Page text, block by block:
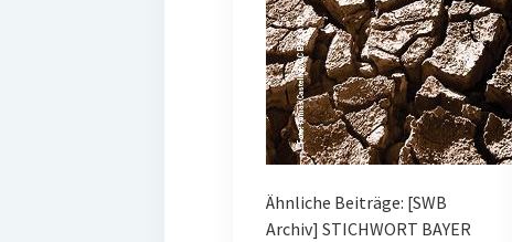
Ähnliche Beiträge: [SWB
Archiv] STICHWORT BAYER